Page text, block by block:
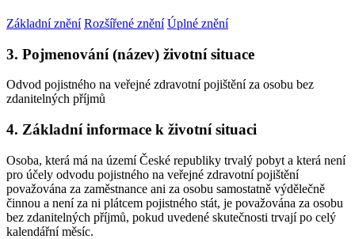
Základní znění Rozšířené znění Úplné znění
3. Pojmenování (název) životní situace
Odvod pojistného na veřejné zdravotní pojištění za osobu bez
zdanitelných příjmů
4. Základní informace k životní situaci
Osoba, která má na území České republiky trvalý pobyt a která není
pro účely odvodu pojistného na veřejné zdravotní pojištění
považována za zaměstnance ani za osobu samostatně výdělečně
činnou a není za ni plátcem pojistného stát, je považována za osobu
bez zdanitelných příjmů, pokud uvedené skutečnosti trvají po celý
kalendářní měsíc.